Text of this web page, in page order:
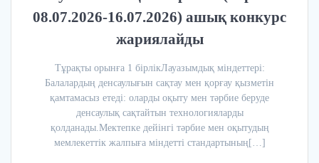
08.07.2026-16.07.2026) ашық конкурс
жариялайды
Тұрақты орынға 1 бірлікЛауазымдық міндеттері:
Балалардың денсаулығын сақтау мен қорғау қызметін
қамтамасыз етеді: оларды оқыту мен тәрбие беруде
денсаулық сақтайтын технологияларды
қолданады.Мектепке дейінгі тәрбие мен оқытудың
мемлекеттік жалпыға міндетті стандартының[…]